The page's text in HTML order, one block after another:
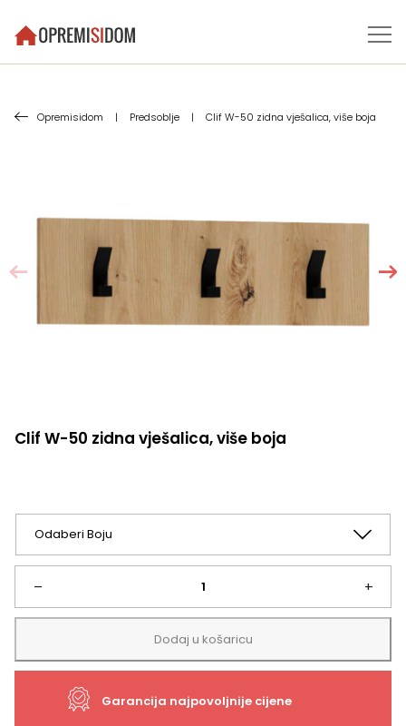
Opremisidom | Predsoblje | Clif W-50 zidna vješalica, više boja
Clif W-50 zidna vješalica, više boja
–
W-
50
+
Dodaj u košaricu
Garancija najpovoljnije cijene